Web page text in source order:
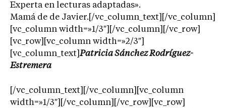
Experta en lecturas adaptadas».
Mamá de de Javier.[/vc_column_text][/vc_column]
[vc_column width=»1/3″][/vc_column][/vc_row]
[vc_row][vc_column width=»2/3″]
[vc_column_text]Patricia Sánchez Rodríguez-
Estremera
[/vc_column_text][/vc_column][vc_column
width=»1/3″][/vc_column][/vc_row][vc_row]